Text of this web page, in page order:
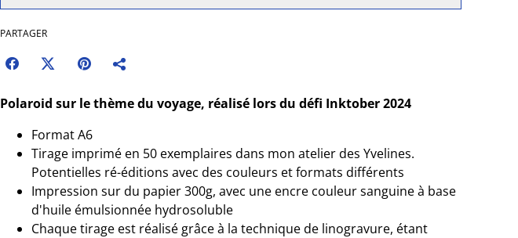
PARTAGER
Polaroid sur le thème du voyage, réalisé lors du défi Inktober 2024
Format A6
Tirage imprimé en 50 exemplaires dans mon atelier des Yvelines.
Potentielles ré-éditions avec des couleurs et formats différents
Impression sur du papier 300g, avec une encre couleur sanguine à base
d'huile émulsionnée hydrosoluble
Chaque tirage est réalisé grâce à la technique de linogravure, étant